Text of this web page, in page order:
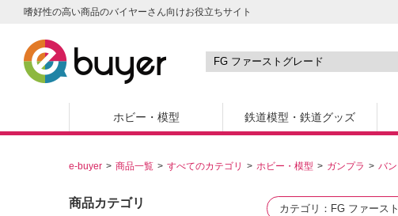
嗜好性の高い商品のバイヤーさん向けお役立ちサイト
ホビー・模型 鉄道模型・鉄道グッズ
e-buyer 商品一覧 すべてのカテゴリ ホビー・模型 ガンプラ バ
カテゴリ FG ファース
商品カテゴリ